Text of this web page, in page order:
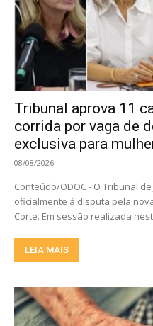
Tribunal aprova 11
corrida por vaga de
exclusiva para
08/08/2026
Conteúdo/ODOC - O Tribunal
oficialmente à disputa pela
Corte. Em sessão realizada
LEIA MAIS